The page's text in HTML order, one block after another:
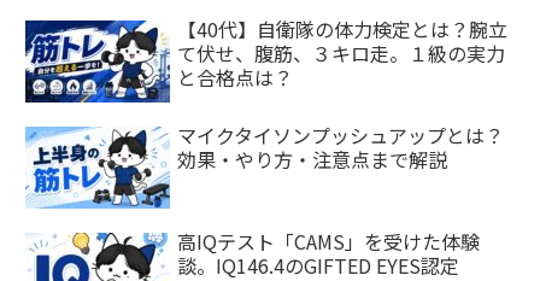
【40代】自衛隊の体力検定とは？腕立
て伏せ、腹筋、３キロ走。１級の実力
と合格点は？
マイクタイソンプッシュアップとは？
効果・やり方・注意点まで解説
高IQテスト「CAMS」を受けた体験
談。IQ146.4のGIFTED EYES認定